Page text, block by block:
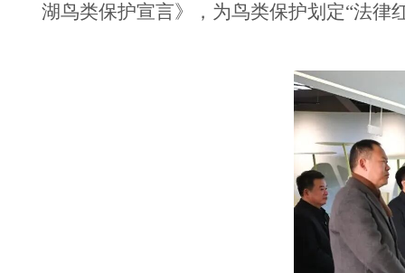
湖鸟类保护宣言》，为鸟类保护划定“法律